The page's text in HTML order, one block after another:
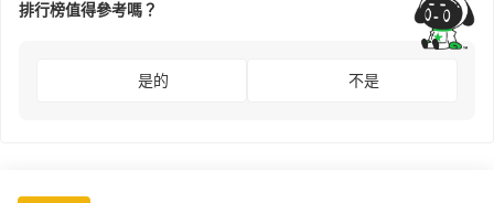
排行榜值得參考嗎？
是的 不是